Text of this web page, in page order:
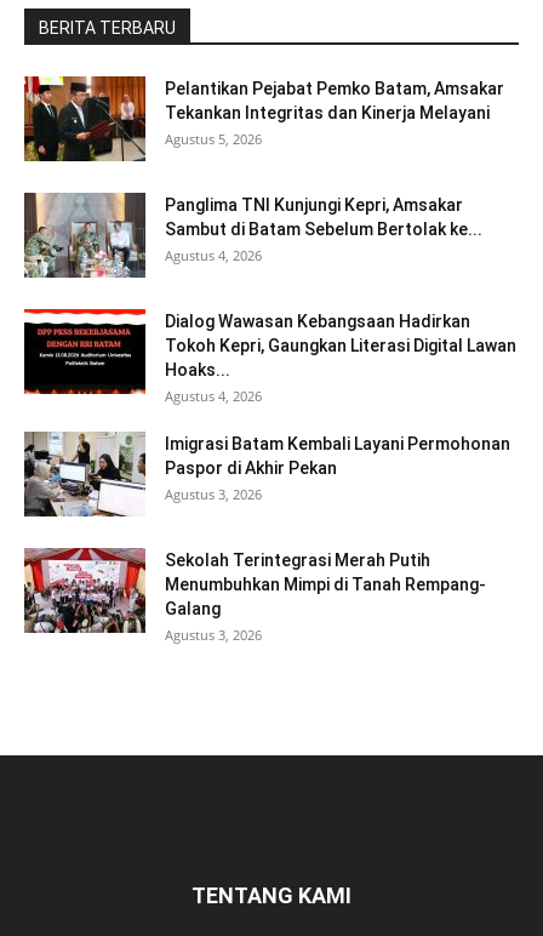
BERITA TERBARU
Pelantikan Pejabat Pemko Batam, Amsakar
Tekankan Integritas dan Kinerja Melayani
Agustus 5, 2026
Panglima TNI Kunjungi Kepri, Amsakar
Sambut di Batam Sebelum Bertolak ke...
Agustus 4, 2026
Dialog Wawasan Kebangsaan Hadirkan
Tokoh Kepri, Gaungkan Literasi Digital Lawan
Hoaks...
Agustus 4, 2026
Imigrasi Batam Kembali Layani Permohonan
Paspor di Akhir Pekan
Agustus 3, 2026
Sekolah Terintegrasi Merah Putih
Menumbuhkan Mimpi di Tanah Rempang-
Galang
Agustus 3, 2026
TENTANG KAMI